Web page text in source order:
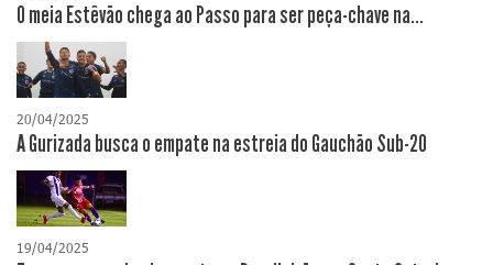
O meia Estêvão chega ao Passo para ser peça-chave na...
20/04/2025
A Gurizada busca o empate na estreia do Gauchão Sub-20
19/04/2025